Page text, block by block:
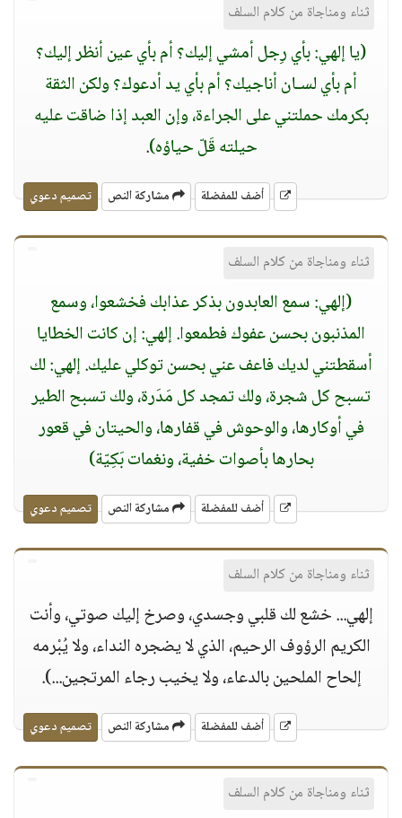
ثناء ومناجاة من كلام السلف
(يا إلهي: بأي رِجل أمشي إليك؟ أم بأي عين أنظر إليك؟
أم بأي لسـان أناجيك؟ أم بأي يد أدعوك؟ ولكن الثقة
بكرمك حملتني على الجراءة، وإن العبد إذا ضاقت عليه
حيلته قَلّ حياؤه).
أضف للمفضلة مشاركة النص تصميم دعوي
ثناء ومناجاة من كلام السلف
(إلهي: سمع العابدون بذكر عذابك فخشعوا، وسمع
المذنبون بحسن عفوك فطمعوا. إلهي: إن كانت الخطايا
أسقطتني لديك فاعف عني بحسن توكلي عليك. إلهي: لك
تسبح كل شجرة، ولك تمجد كل مَدَرة، ولك تسبح الطير
في أوكارها، والوحوش في قفارها، والحيتان في قعور
بحارها بأصوات خفية، ونغمات بَكِيّة)
أضف للمفضلة مشاركة النص تصميم دعوي
ثناء ومناجاة من كلام السلف
إلهي... خشع لك قلبي وجسدي، وصرخ إليك صوتي، وأنت
الكريم الرؤوف الرحيم، الذي لا يضجره النداء، ولا يُبْرمه
إلحاح الملحين بالدعاء، ولا يخيب رجاء المرتجين...).
أضف للمفضلة مشاركة النص تصميم دعوي
ثناء ومناجاة من كلام السلف